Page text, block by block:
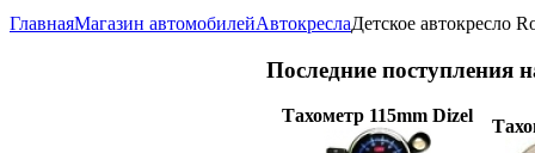
ГлавнаяМагазин автомобилейАвтокреслаДетское автокресло
Последние поступления
Тахометр 115mm Dizel